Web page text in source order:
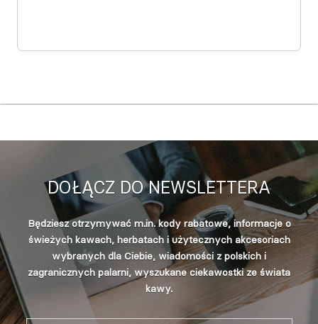
DOŁĄCZ DO NEWSLETTERA
Będziesz otrzymywać m.in. kody rabatowe, informacje o
świeżych kawach, herbatach i użytecznych akcesoriach
wybranych dla Ciebie, wiadomości z polskich i
zagranicznych palarni, wyszukane ciekawostki ze świata
kawy.